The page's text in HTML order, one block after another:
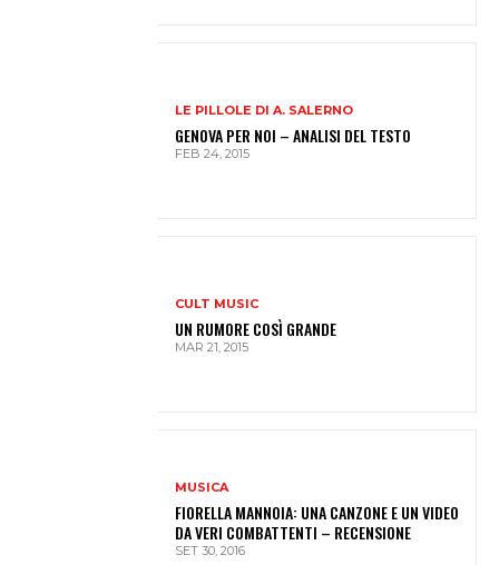
LE PILLOLE DI A. SALERNO
GENOVA PER NOI – ANALISI DEL TESTO
FEB 24, 2015
CULT MUSIC
UN RUMORE COSÌ GRANDE
MAR 21, 2015
MUSICA
FIORELLA MANNOIA: UNA CANZONE E UN VIDEO
DA VERI COMBATTENTI – RECENSIONE
SET 30, 2016